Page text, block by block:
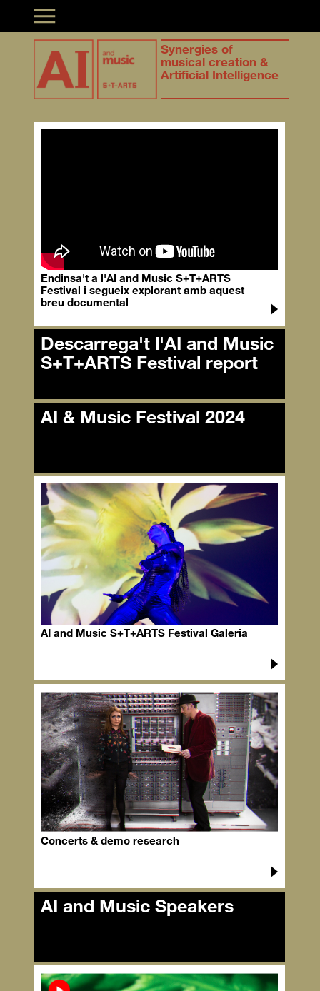
Toggle navigation
Synergies of
musical creation &
Artificial Intelligence
Endinsa't a l'AI and Music S+T+ARTS
Festival i segueix explorant amb aquest
breu documental
Descarrega't l'AI and Music
S+T+ARTS Festival report
Descarrega't l'AI and Music
AI & Music Festival 2024
AI & Music Festival 2024
AI and Music S+T+ARTS Festival Galeria
Concerts & demo research
AI and Music Speakers
AI and Music Speakers